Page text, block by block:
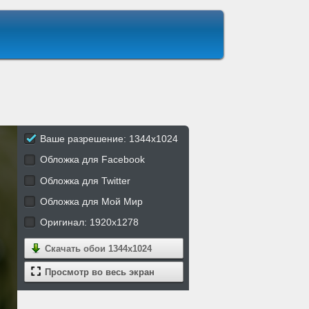
Ваше разрешение: 1344x1024
Обложка для Facebook
Обложка для Twitter
Обложка для Мой Мир
Оригинал: 1920x1278
Скачать обои 1344x1024
Просмотр во весь экран